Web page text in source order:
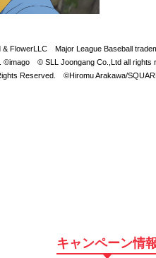
Major League Baseball
©imago © SLL Joongang Co.,Ltd all
Reserved. ©Hiromu Arakawa/
キャンペーン情